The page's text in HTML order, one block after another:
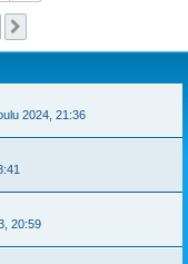
2024, 21:36
20:59